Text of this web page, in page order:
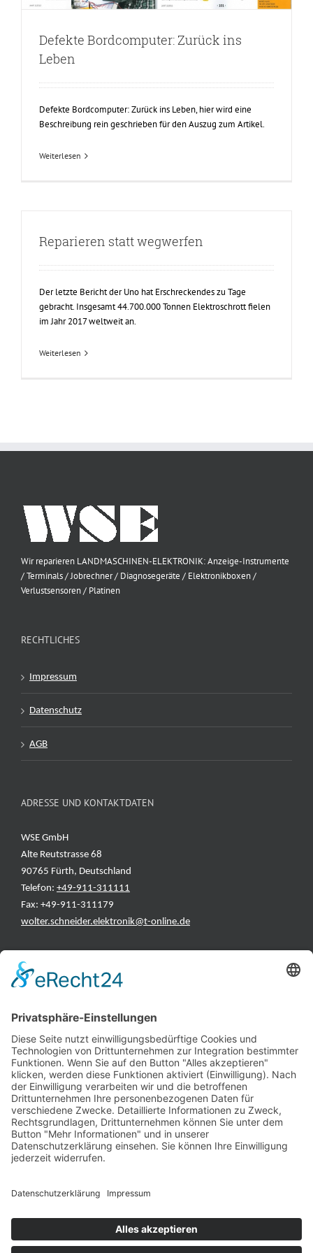
Defekte Bordcomputer: Zurück ins
Leben
Defekte Bordcomputer: Zurück ins Leben, hier wird eine
Beschreibung rein geschrieben für den Auszug zum Artikel.
Weiterlesen
Reparieren statt wegwerfen
Der letzte Bericht der Uno hat Erschreckendes zu Tage
gebracht. Insgesamt 44.700.000 Tonnen Elektroschrott fielen
im Jahr 2017 weltweit an.
Weiterlesen
Wir reparieren LANDMASCHINEN-ELEKTRONIK: Anzeige-Instrumente
/ Terminals / Jobrechner / Diagnosegeräte / Elektronikboxen /
Verlustsensoren / Platinen
RECHTLICHES
Impressum
Datenschutz
AGB
ADRESSE UND KONTAKTDATEN
WSE GmbH
Alte Reutstrasse 68
90765 Fürth, Deutschland
Telefon: +49-911-311111
Fax: +49-911-311179
wolter.schneider.elektronik@t-online.de
INFORMATIONEN
Hersteller
Fehlerliste
Impressum
Datenschutzerklärung